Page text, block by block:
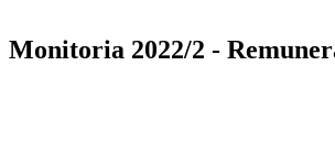
Monitoria 2022/2 -